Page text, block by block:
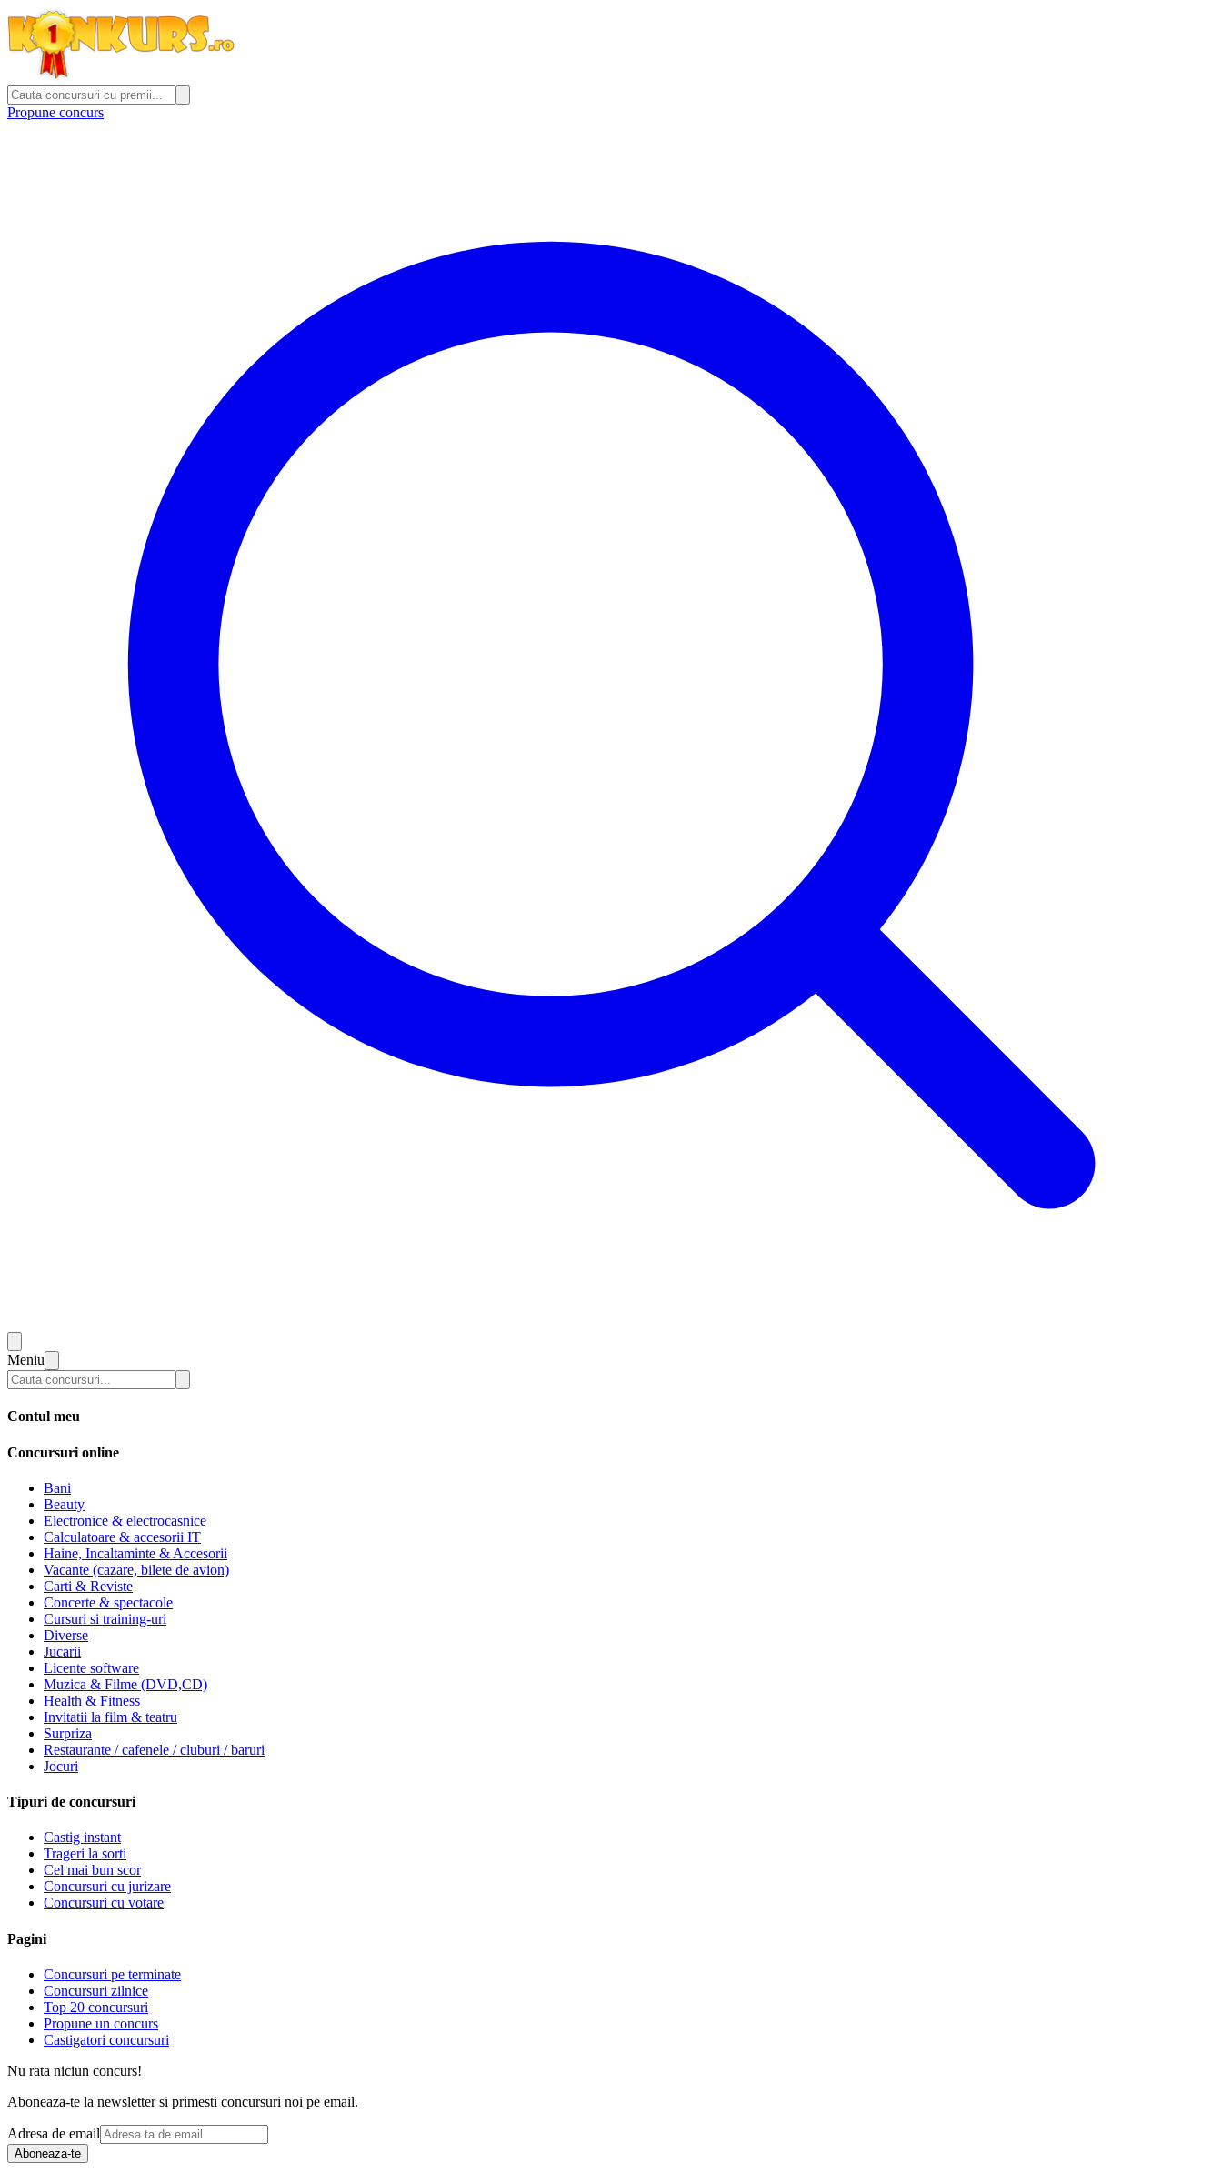
Propune concurs
Meniu
Contul meu
Concursuri online
Bani
Beauty
Electronice & electrocasnice
Calculatoare & accesorii IT
Haine, Incaltaminte & Accesorii
Vacante (cazare, bilete de avion)
Carti & Reviste
Concerte & spectacole
Cursuri si training-uri
Diverse
Jucarii
Licente software
Muzica & Filme (DVD,CD)
Health & Fitness
Invitatii la film & teatru
Surpriza
Restaurante / cafenele / cluburi / baruri
Jocuri
Tipuri de concursuri
Castig instant
Trageri la sorti
Cel mai bun scor
Concursuri cu jurizare
Concursuri cu votare
Pagini
Concursuri pe terminate
Concursuri zilnice
Top 20 concursuri
Propune un concurs
Castigatori concursuri
Nu rata niciun concurs!
Aboneaza-te la newsletter si primesti concursuri noi pe email.
Adresa de email
Aboneaza-te